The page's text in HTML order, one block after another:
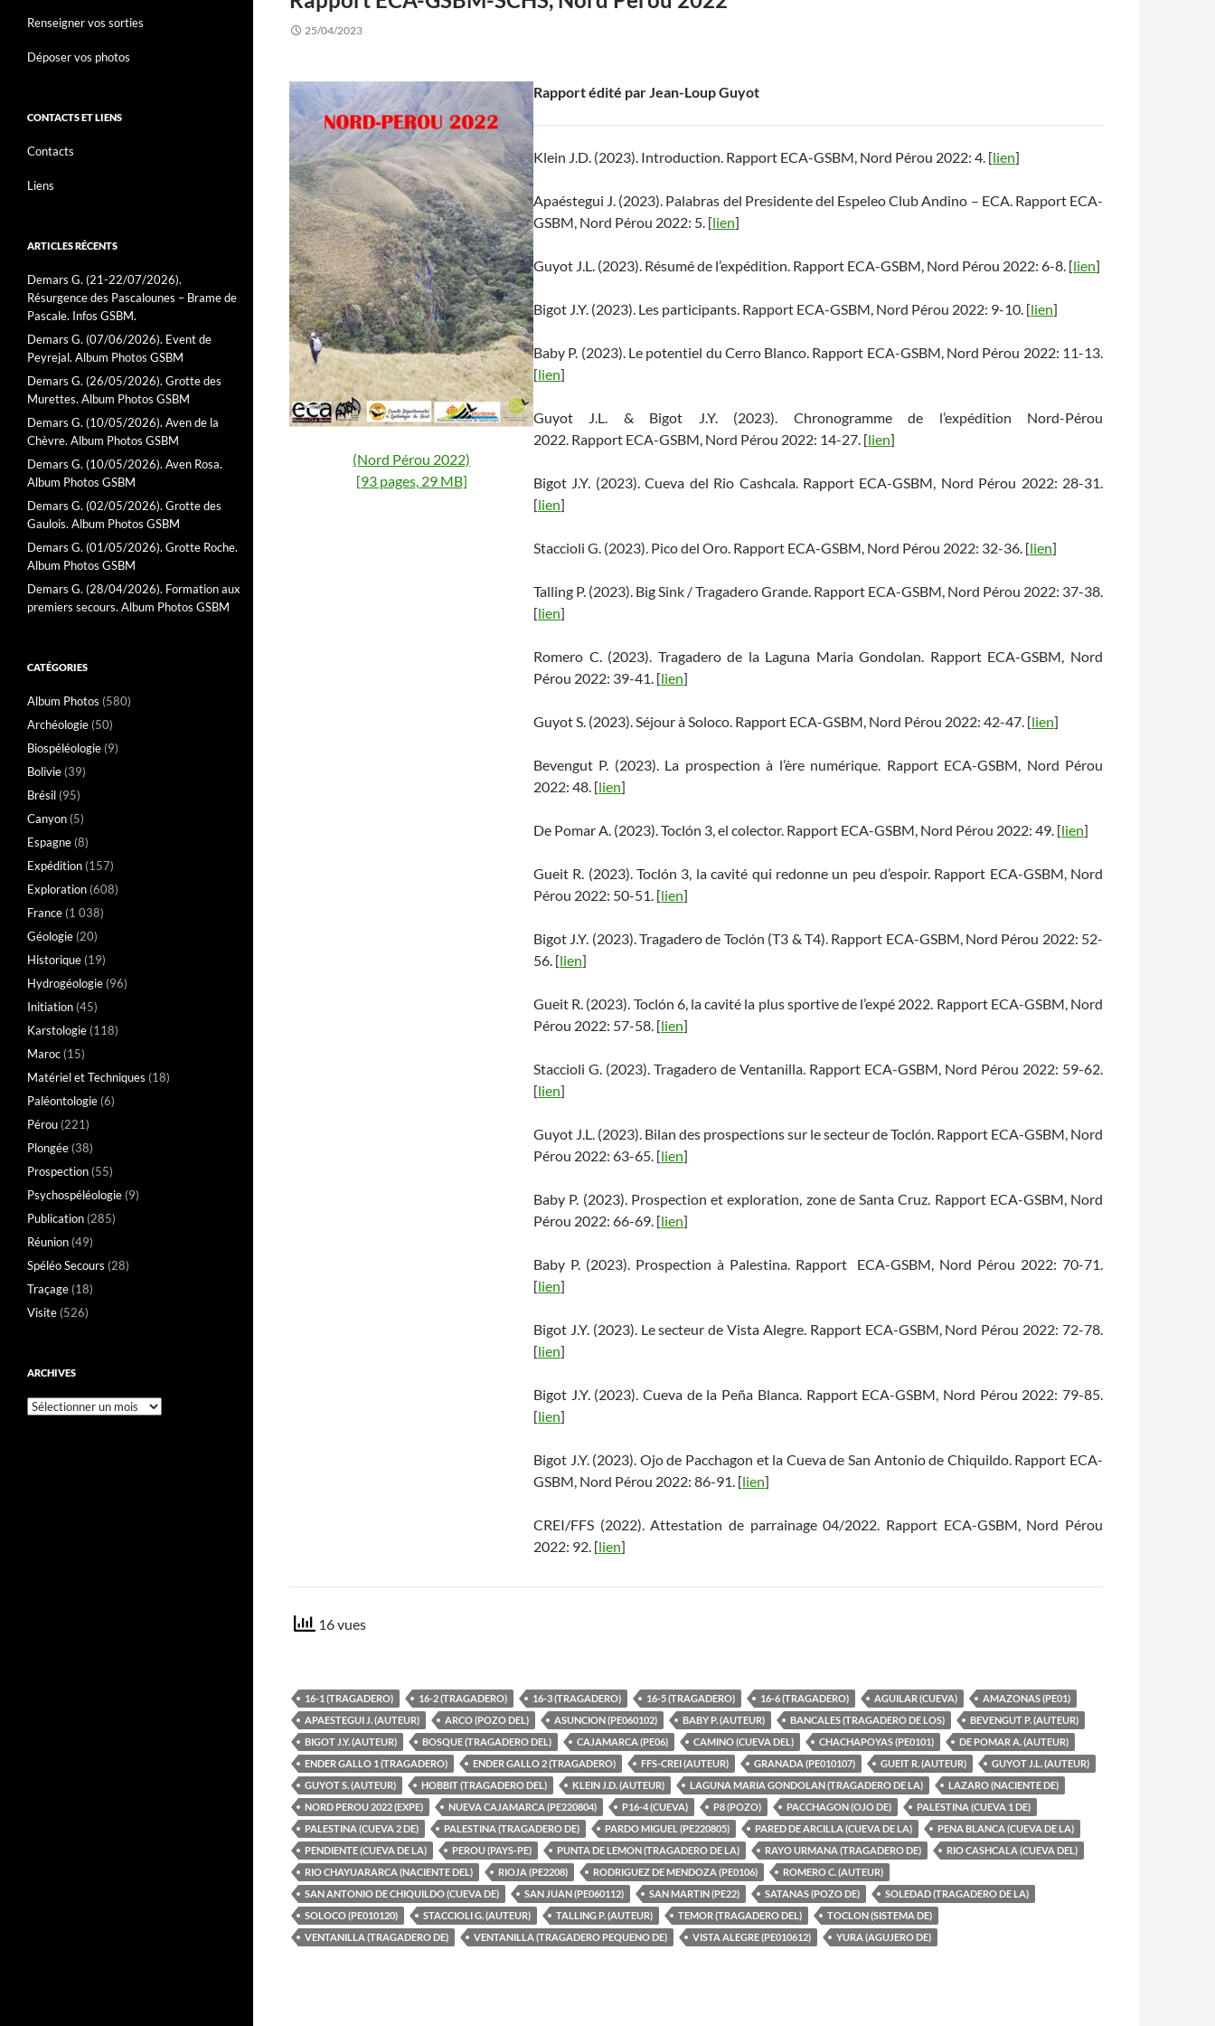
25/04/2023
(Nord Pérou 2022)
[93 pages, 29 MB]
Rapport édité par Jean-Loup Guyot
Klein J.D. (2023). Introduction. Rapport ECA-GSBM, Nord Pérou 2022: 4. [lien]
Apaéstegui J. (2023). Palabras del Presidente del Espeleo Club Andino – ECA. Rapport ECA-
GSBM, Nord Pérou 2022: 5. [lien]
Guyot J.L. (2023). Résumé de l’expédition. Rapport ECA-GSBM, Nord Pérou 2022: 6-8. [lien]
Bigot J.Y. (2023). Les participants. Rapport ECA-GSBM, Nord Pérou 2022: 9-10. [lien]
Baby P. (2023). Le potentiel du Cerro Blanco. Rapport ECA-GSBM, Nord Pérou 2022: 11-13.
[lien]
Guyot J.L. & Bigot J.Y. (2023). Chronogramme de l’expédition Nord-Pérou
2022. Rapport ECA-GSBM, Nord Pérou 2022: 14-27. [lien]
Bigot J.Y. (2023). Cueva del Rio Cashcala. Rapport ECA-GSBM, Nord Pérou 2022: 28-31.
[lien]
Staccioli G. (2023). Pico del Oro. Rapport ECA-GSBM, Nord Pérou 2022: 32-36. [lien]
Talling P. (2023). Big Sink / Tragadero Grande. Rapport ECA-GSBM, Nord Pérou 2022: 37-38.
[lien]
Romero C. (2023). Tragadero de la Laguna Maria Gondolan. Rapport ECA-GSBM, Nord
Pérou 2022: 39-41. [lien]
Guyot S. (2023). Séjour à Soloco. Rapport ECA-GSBM, Nord Pérou 2022: 42-47. [lien]
Bevengut P. (2023). La prospection à l’ère numérique. Rapport ECA-GSBM, Nord Pérou
2022: 48. [lien]
De Pomar A. (2023). Toclón 3, el colector. Rapport ECA-GSBM, Nord Pérou 2022: 49. [lien]
Gueit R. (2023). Toclón 3, la cavité qui redonne un peu d’espoir. Rapport ECA-GSBM, Nord
Pérou 2022: 50-51. [lien]
Bigot J.Y. (2023). Tragadero de Toclón (T3 & T4). Rapport ECA-GSBM, Nord Pérou 2022: 52-
56. [lien]
Gueit R. (2023). Toclón 6, la cavité la plus sportive de l’expé 2022. Rapport ECA-GSBM, Nord
Pérou 2022: 57-58. [lien]
Staccioli G. (2023). Tragadero de Ventanilla. Rapport ECA-GSBM, Nord Pérou 2022: 59-62.
[lien]
Guyot J.L. (2023). Bilan des prospections sur le secteur de Toclón. Rapport ECA-GSBM, Nord
Pérou 2022: 63-65. [lien]
Baby P. (2023). Prospection et exploration, zone de Santa Cruz. Rapport ECA-GSBM, Nord
Pérou 2022: 66-69. [lien]
Baby P. (2023). Prospection à Palestina. Rapport ECA-GSBM, Nord Pérou 2022: 70-71.
[lien]
Bigot J.Y. (2023). Le secteur de Vista Alegre. Rapport ECA-GSBM, Nord Pérou 2022: 72-78.
[lien]
Bigot J.Y. (2023). Cueva de la Peña Blanca. Rapport ECA-GSBM, Nord Pérou 2022: 79-85.
[lien]
Bigot J.Y. (2023). Ojo de Pacchagon et la Cueva de San Antonio de Chiquildo. Rapport ECA-
GSBM, Nord Pérou 2022: 86-91. [lien]
CREI/FFS (2022). Attestation de parrainage 04/2022. Rapport ECA-GSBM, Nord Pérou
2022: 92. [lien]
16 vues
16-1 (TRAGADERO) 16-2 (TRAGADERO) 16-3 (TRAGADERO) 16-5 (TRAGADERO) 16-6 (TRAGADERO) AGUILAR (CUEVA)
AMAZONAS (PE01)
APAESTEGUI J. (AUTEUR)
ARCO (POZO DEL) ASUNCION (PE060102) BABY P. (AUTEUR) BANCALES (TRAGADERO DE LOS)
BEVENGUT P. (AUTEUR)
BIGOT J.Y. (AUTEUR)
BOSQUE (TRAGADERO DEL) CAJAMARCA (PE06) CAMINO (CUEVA DEL) CHACHAPOYAS (PE0101)
DE POMAR A. (AUTEUR)
ENDER GALLO 1 (TRAGADERO)
ENDER GALLO 2 (TRAGADERO) FFS-CREI (AUTEUR) GRANADA (PE010107) GUEIT R. (AUTEUR)
GUYOT J.L. (AUTEUR)
GUYOT S. (AUTEUR)
HOBBIT (TRAGADERO DEL) KLEIN J.D. (AUTEUR) LAGUNA MARIA GONDOLAN (TRAGADERO DE LA)
LAZARO (NACIENTE DE)
NORD PEROU 2022 (EXPE)
NUEVA CAJAMARCA (PE220804) P16-4 (CUEVA) P8 (POZO) PACCHAGON (OJO DE)
PALESTINA (CUEVA 1 DE)
PALESTINA (CUEVA 2 DE)
PALESTINA (TRAGADERO DE) PARDO MIGUEL (PE220805) PARED DE ARCILLA (CUEVA DE LA)
PENA BLANCA (CUEVA DE LA)
PENDIENTE (CUEVA DE LA)
PEROU (PAYS-PE) PUNTA DE LEMON (TRAGADERO DE LA) RAYO URMANA (TRAGADERO DE)
RIO CASHCALA (CUEVA DEL)
RIO CHAYUARARCA (NACIENTE DEL)
RIOJA (PE2208) RODRIGUEZ DE MENDOZA (PE0106)
ROMERO C. (AUTEUR)
SAN ANTONIO DE CHIQUILDO (CUEVA DE)
SAN JUAN (PE060112) SAN MARTIN (PE22) SATANAS (POZO DE)
SOLEDAD (TRAGADERO DE LA)
SOLOCO (PE010120)
STACCIOLI G. (AUTEUR) TALLING P. (AUTEUR) TEMOR (TRAGADERO DEL)
TOCLON (SISTEMA DE)
VENTANILLA (TRAGADERO DE)
VENTANILLA (TRAGADERO PEQUENO DE) VISTA ALEGRE (PE010612) YURA (AGUJERO DE)
Renseigner vos sorties
Déposer vos photos
CONTACTS ET LIENS
Contacts
Liens
ARTICLES RÉCENTS
Demars G. (21-22/07/2026).
Résurgence des Pascalounes – Brame de
Pascale. Infos GSBM.
Demars G. (07/06/2026). Event de
Peyrejal. Album Photos GSBM
Demars G. (26/05/2026). Grotte des
Murettes. Album Photos GSBM
Demars G. (10/05/2026). Aven de la
Chèvre. Album Photos GSBM
Demars G. (10/05/2026). Aven Rosa.
Album Photos GSBM
Demars G. (02/05/2026). Grotte des
Gaulois. Album Photos GSBM
Demars G. (01/05/2026). Grotte Roche.
Album Photos GSBM
Demars G. (28/04/2026). Formation aux
premiers secours. Album Photos GSBM
CATÉGORIES
Album Photos (580)
Archéologie (50)
Biospéléologie (9)
Bolivie (39)
Brésil (95)
Canyon (5)
Espagne (8)
Expédition (157)
Exploration (608)
France (1 038)
Géologie (20)
Historique (19)
Hydrogéologie (96)
Initiation (45)
Karstologie (118)
Maroc (15)
Matériel et Techniques (18)
Paléontologie (6)
Pérou (221)
Plongée (38)
Prospection (55)
Psychospéléologie (9)
Publication (285)
Réunion (49)
Spéléo Secours (28)
Traçage (18)
Visite (526)
ARCHIVES
Archives